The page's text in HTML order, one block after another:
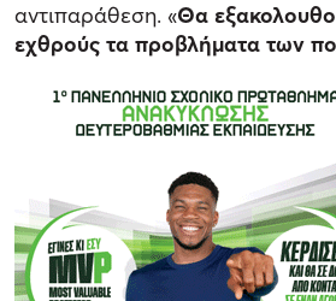
αντιπαράθεση. «Θα
εχθρούς τα προβλήματα των